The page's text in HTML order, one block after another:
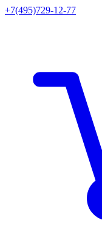
+7(495)729-12-77